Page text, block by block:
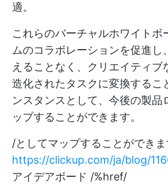
適。
これらのバーチャルホワイトボ
ムのコラボレーションを促進し
えることなく、クリエイティブ
造化されたタスクに変換するこ
ンスタンスとして、今後の製品
ップすることができます。
/としてマップすることができま
https://clickup.com/ja/blog/
アイデアボード /%href/